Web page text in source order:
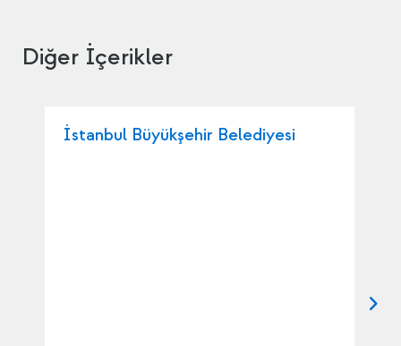
Diğer İçerikler
İstanbul Büyükşehir Belediyesi